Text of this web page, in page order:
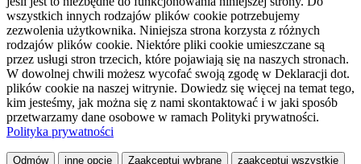
wszystkich innych rodzajów plików cookie potrzebujemy
zezwolenia użytkownika. Niniejsza strona korzysta z różnych
rodzajów plików cookie. Niektóre pliki cookie umieszczane są
przez usługi stron trzecich, które pojawiają się na naszych stronach.
W dowolnej chwili możesz wycofać swoją zgodę w Deklaracji dot.
plików cookie na naszej witrynie. Dowiedz się więcej na temat tego,
kim jesteśmy, jak można się z nami skontaktować i w jaki sposób
przetwarzamy dane osobowe w ramach Polityki prywatności.
Polityka prywatności
Odmów inne opcje Zaakceptuj wybrane zaakceptuj wszystkie